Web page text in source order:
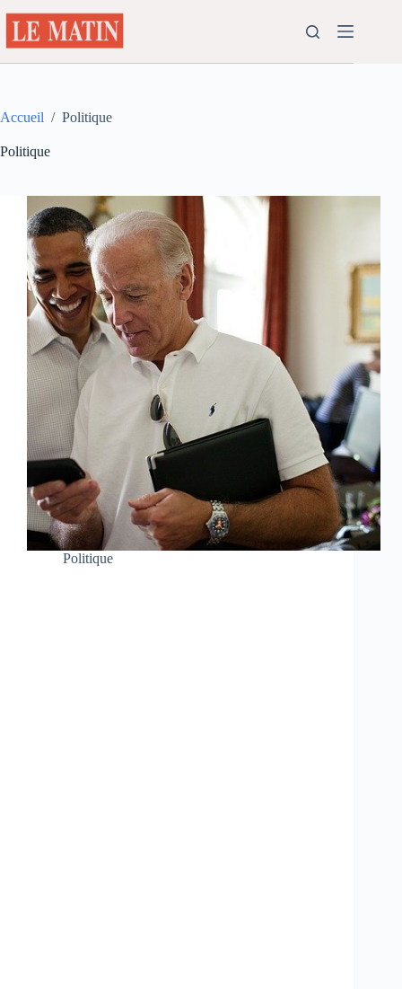
au
contenu
Accueil / Politique
Politique
Politique